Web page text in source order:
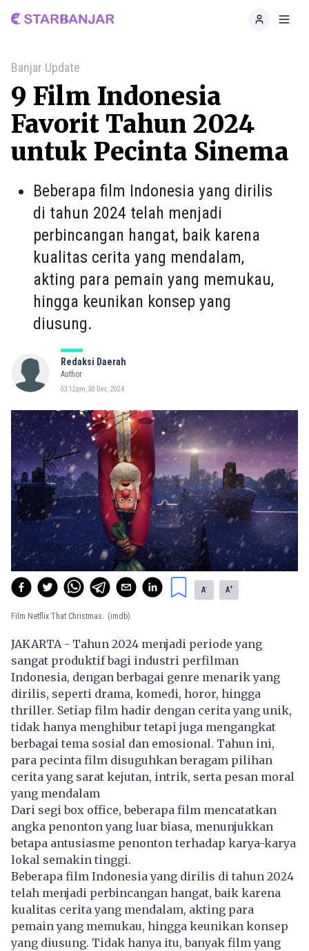
Home
Banjar Update
9 Film Indonesia
Favorit Tahun 2024
untuk Pecinta Sinema
Beberapa film Indonesia yang dirilis
di tahun 2024 telah menjadi
perbincangan hangat, baik karena
kualitas cerita yang mendalam,
akting para pemain yang memukau,
hingga keunikan konsep yang
diusung.
Redaksi Daerah
Author
03:12pm, 30 Dec, 2024
A- A+
Film Netflix That Christmas. (imdb)
JAKARTA - Tahun 2024 menjadi periode yang
sangat produktif bagi industri perfilman
Indonesia, dengan berbagai genre menarik yang
dirilis, seperti drama, komedi, horor, hingga
thriller. Setiap film hadir dengan cerita yang unik,
tidak hanya menghibur tetapi juga mengangkat
berbagai tema sosial dan emosional. Tahun ini,
para pecinta film disuguhkan beragam pilihan
cerita yang sarat kejutan, intrik, serta pesan moral
yang mendalam
Dari segi box office, beberapa film mencatatkan
angka penonton yang luar biasa, menunjukkan
betapa antusiasme penonton terhadap karya-karya
lokal semakin tinggi.
Beberapa film Indonesia yang dirilis di tahun 2024
telah menjadi perbincangan hangat, baik karena
kualitas cerita yang mendalam, akting para
pemain yang memukau, hingga keunikan konsep
yang diusung. Tidak hanya itu, banyak film yang